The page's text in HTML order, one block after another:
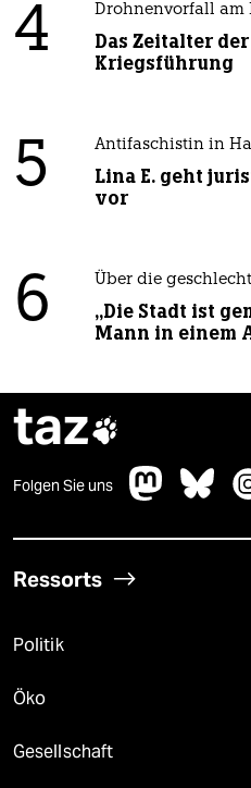
4 Drohnenvorfall am
Das Zeitalter
Kriegsführung
5 Antifaschistin in
Lina E. geht
vor
6 Über die
„Die Stadt ist
Mann in einem
taz
Folgen Sie uns
Ressorts
Politik
Öko
Gesellschaft